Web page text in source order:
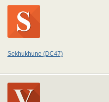
Sekhukhune (DC47)